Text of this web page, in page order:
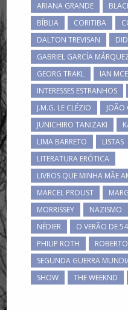
ARIANA GRANDE
BÍBLIA
CORITIBA
DALTON TREVISAN
GABRIEL GARCÍA
GEORG TRAKL
IAN
INTERESSES ESTRANHOS
J.M.G. LE CLÉZIO
JOÃO
JUNICHIRO TANIZAKI
LIMA BARRETO
LISTAS
LITERATURA ERÓTICA
LIVROS QUE MINHA MÃE
MARCEL PROUST
MORRISSEY
NAZISMO
NÉDIER
O VERÃO DE 54
PHILIP ROTH
SEGUNDA GUERRA
SHOW
THE WEEKND